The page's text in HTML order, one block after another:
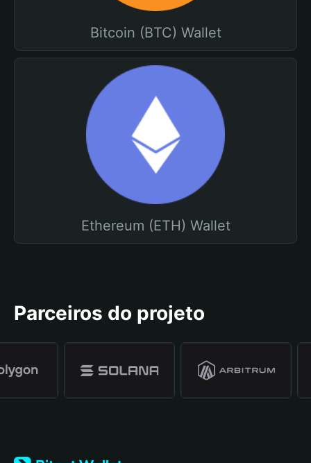
Bitcoin (BTC) Wallet
Ethereum (ETH) Wallet
Parceiros do projeto